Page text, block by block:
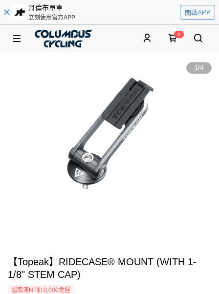
哥倫布單車
立刻使用官方APP
開啟APP
0
1/4
【Topeak】RIDECASE® MOUNT (WITH 1-
1/8" STEM CAP)
超取滿NT$10,000免運